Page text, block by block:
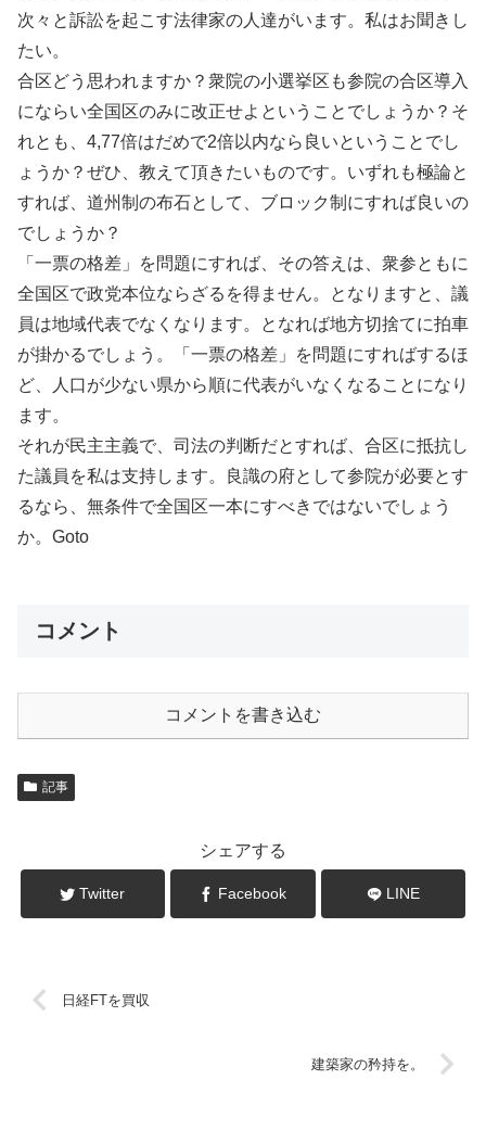
次々と訴訟を起こす法律家の人達がいます。私はお聞きし
たい。
合区どう思われますか？衆院の小選挙区も参院の合区導入
にならい全国区のみに改正せよということでしょうか？そ
れとも、4,77倍はだめで2倍以内なら良いということでし
ょうか？ぜひ、教えて頂きたいものです。いずれも極論と
すれば、道州制の布石として、ブロック制にすれば良いの
でしょうか？
「一票の格差」を問題にすれば、その答えは、衆参ともに
全国区で政党本位ならざるを得ません。となりますと、議
員は地域代表でなくなります。となれば地方切捨てに拍車
が掛かるでしょう。「一票の格差」を問題にすればするほ
ど、人口が少ない県から順に代表がいなくなることになり
ます。
それが民主主義で、司法の判断だとすれば、合区に抵抗し
た議員を私は支持します。良識の府として参院が必要とす
るなら、無条件で全国区一本にすべきではないでしょう
か。Goto
コメント
コメントを書き込む
記事
シェアする
Twitter Facebook LINE
日経FTを買収
建築家の矜持を。